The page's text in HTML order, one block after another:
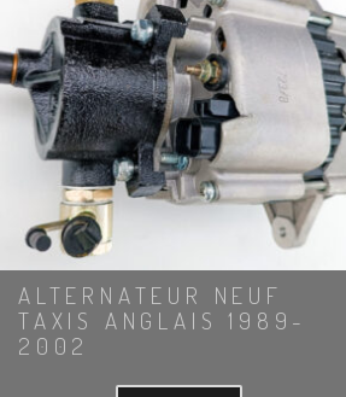
ALTERNATEUR NEUF
TAXIS ANGLAIS 1989-
2002